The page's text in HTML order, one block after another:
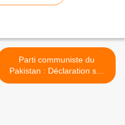
Parti communiste du
Pakistan : Déclaration sur
l'agression israélienne